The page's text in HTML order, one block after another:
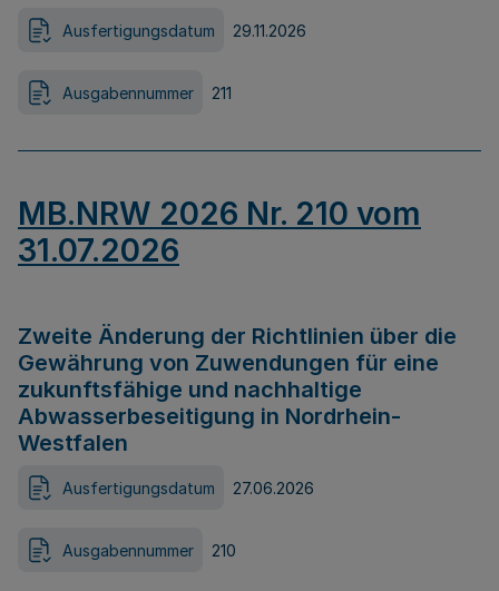
Ausfertigungsdatum 29.11.2026
Ausgabennummer 211
MB.NRW 2026 Nr. 210 vom
31.07.2026
Zweite Änderung der Richtlinien über die
Gewährung von Zuwendungen für eine
zukunftsfähige und nachhaltige
Abwasserbeseitigung in Nordrhein-
Westfalen
Ausfertigungsdatum 27.06.2026
Ausgabennummer 210